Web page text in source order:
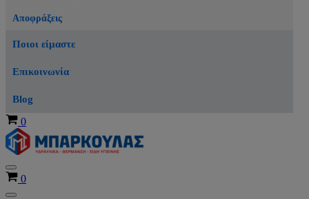
Αποφράξεις
Ποιοι είμαστε
Επικοινωνία
Blog
Καλάθι
0
Μενού
πλοήγησης
Καλάθι
0